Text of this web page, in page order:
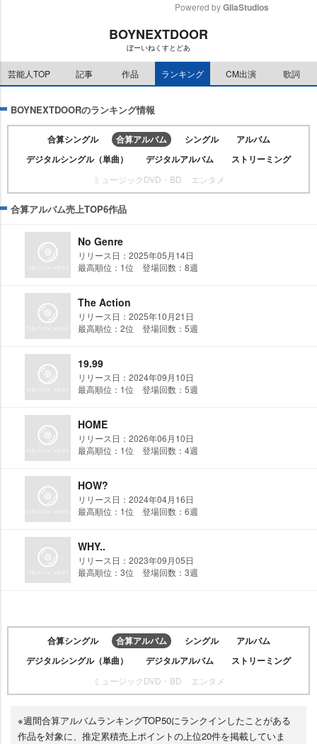
t
e
Powered by GliaStudios
BOYNEXTDOOR
ぼーいねくすとどあ
芸能人TOP 記事 作品 ランキング CM出演 歌詞
BOYNEXTDOORのランキング情報
合算シングル 合算アルバム シングル
アルバム
デジタルシングル（単曲）
デジタルアルバム ストリーミング
ミュージックDVD・BD エンタメ
合算アルバム売上TOP6作品
No Genre
リリース日：2025年05月14日
最高順位：1位 登場回数：8週
The Action
リリース日：2025年10月21日
最高順位：2位 登場回数：5週
19.99
リリース日：2024年09月10日
最高順位：1位 登場回数：5週
HOME
リリース日：2026年06月10日
最高順位：1位 登場回数：4週
HOW?
リリース日：2024年04月16日
最高順位：1位 登場回数：6週
WHY..
リリース日：2023年09月05日
最高順位：3位 登場回数：3週
合算シングル 合算アルバム シングル
アルバム
デジタルシングル（単曲）
デジタルアルバム ストリーミング
ミュージックDVD・BD エンタメ
※週間合算アルバムランキングTOP50にランクインしたことがある
作品を対象に、推定累積売上ポイントの上位20件を掲載していま